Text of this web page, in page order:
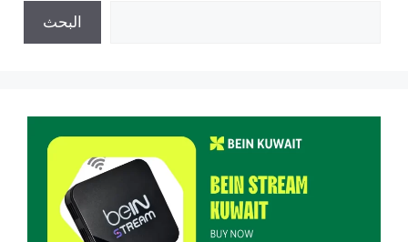
البحث